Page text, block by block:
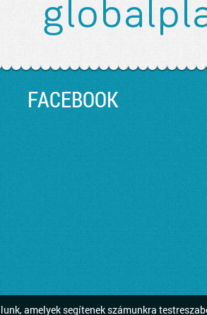
amelyek segítenek számunkra
FACEBOOK